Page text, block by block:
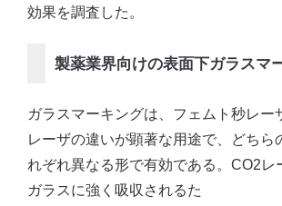
効果を調査した。
製薬業界向けの表面下ガラスマ
ガラスマーキングは、フェムト秒レー
レーザの違いが顕著な用途で、どちら
れぞれ異なる形で有効である。CO2レ
ガラスに強く吸収されるた